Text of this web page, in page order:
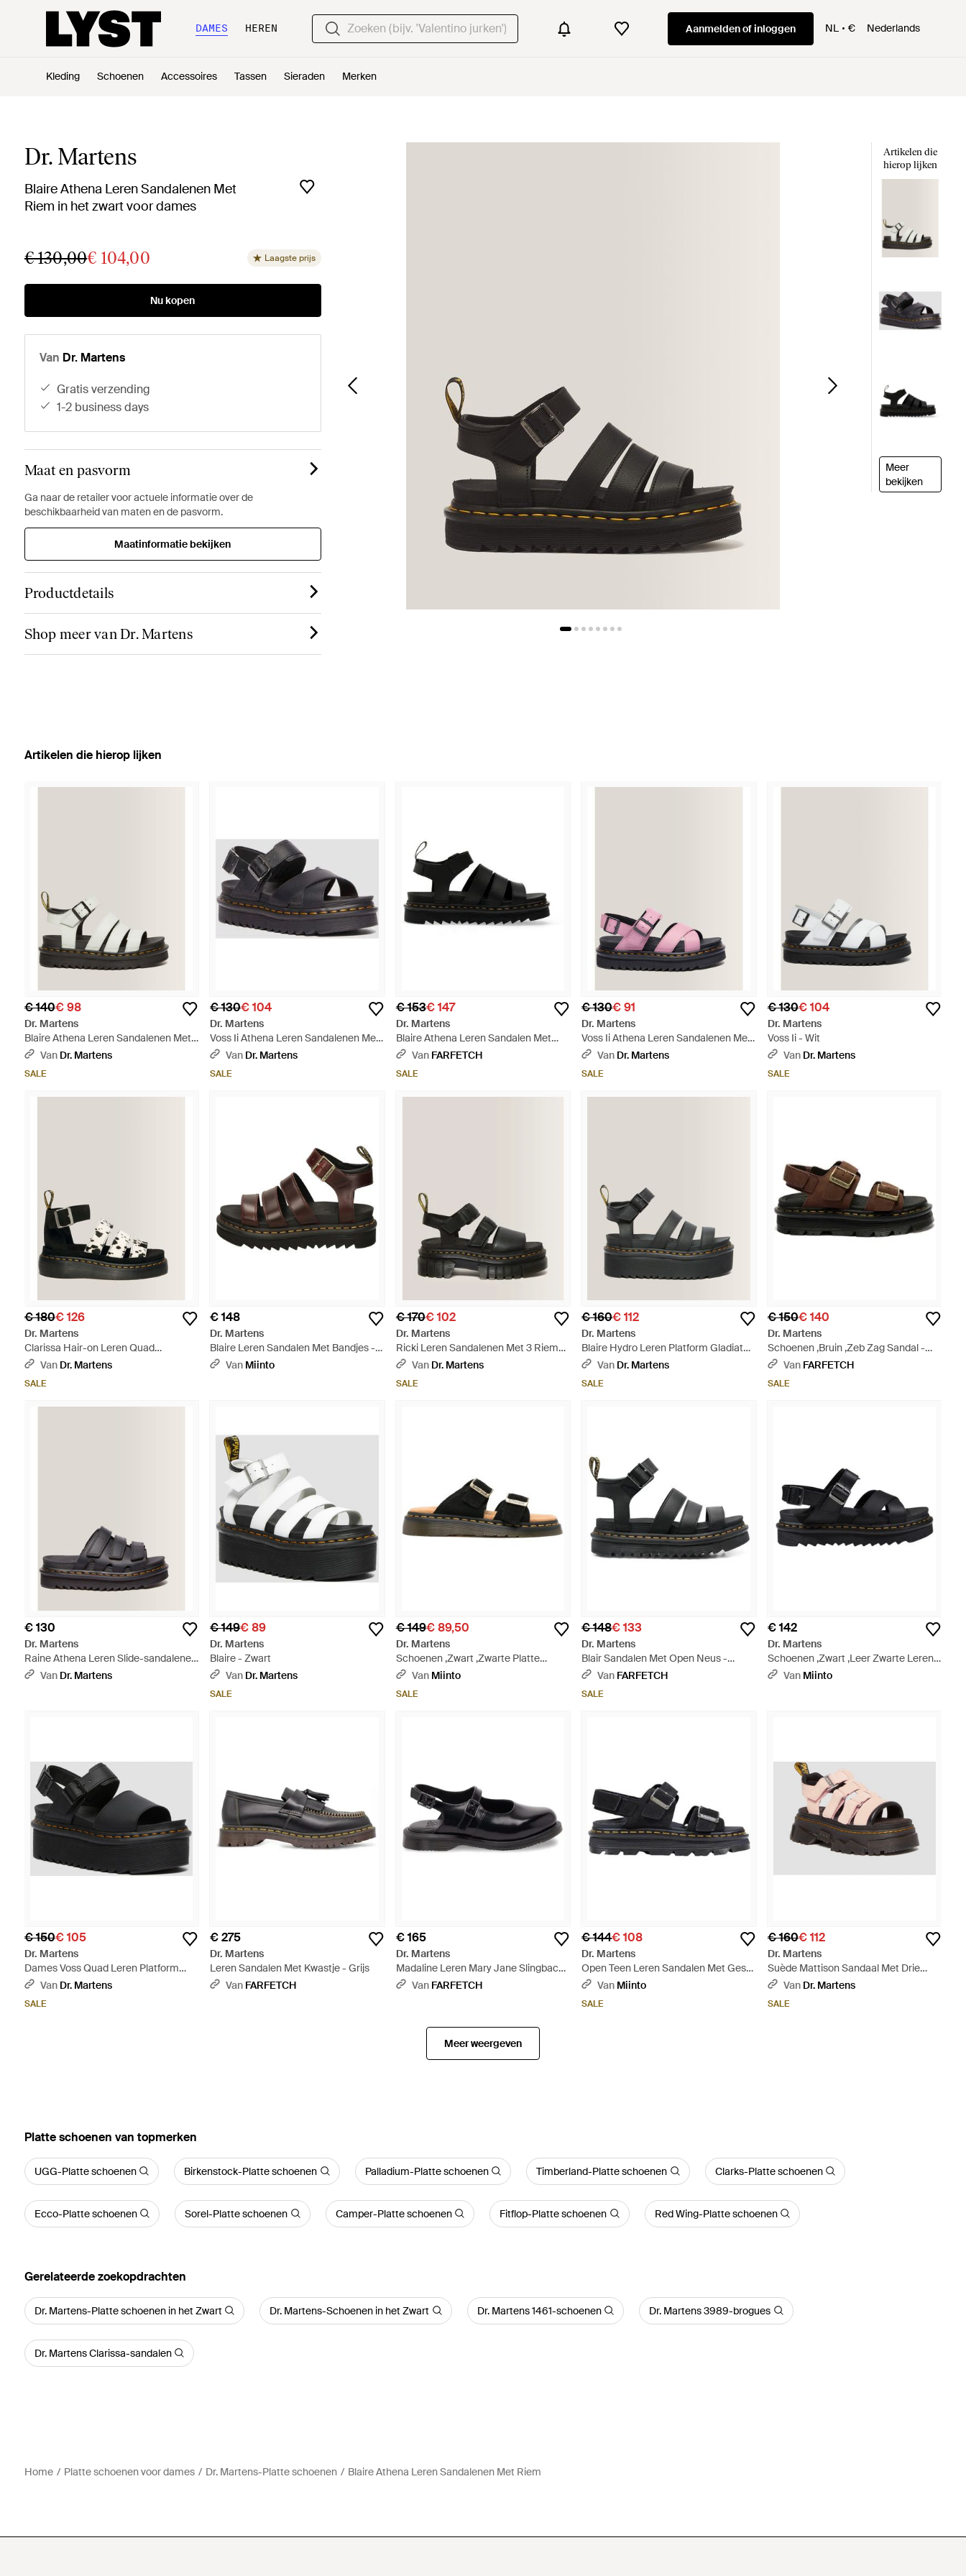
DAMES HEREN Aanmelden of inloggen NL € Nederlands
Kleding Schoenen Accessoires Tassen Sieraden Merken
Dr. Martens
Blaire Athena Leren Sandalenen Met
Riem in het zwart voor dames
€ 130,00€ 104,00 Laagste prijs
Nu kopen
Van Dr. Martens
gratis verzending
1-2 business days
Maat en pasvorm
Ga naar de retailer voor actuele informatie over de
beschikbaarheid van maten en de pasvorm.
Maatinformatie bekijken
Productdetails
Shop meer van Dr. Martens
Artikelen die
hierop lijken
Meer
bekijken
Artikelen die hierop lijken
€ 140€ 98
Dr. Martens
Blaire Athena Leren Sandalenen Met
Riem - Groen
Van Dr. Martens
SALE
€ 130€ 104
Dr. Martens
Voss Ii Athena Leren Sandalenen Met
Riem - Zwart
Van Dr. Martens
SALE
€ 153€ 147
Dr. Martens
Blaire Athena Leren Sandalen Met
Gesp - Zwart
Van FARFETCH
SALE
€ 130€ 91
Dr. Martens
Voss Ii Athena Leren Sandalenen Met
Riem - Roze
Van Dr. Martens
SALE
€ 130€ 104
Dr. Martens
Voss Ii - Wit
Van Dr. Martens
SALE
€ 180€ 126
Dr. Martens
Clarissa Hair-on Leren Quad
Sandalenen Met Riem - Zwart
Van Dr. Martens
SALE
€ 148
Dr. Martens
Blaire Leren Sandalen Met Bandjes -
BruinVan Miinto
€ 170€ 102
Dr. Martens
Ricki Leren Sandalenen Met 3 Riemen
- Zwart
Van Dr. Martens
SALE
€ 160€ 112
Dr. Martens
Blaire Hydro Leren Platform Gladiator
Sandalenen - Zwart
Van Dr. Martens
SALE
€ 150€ 140
Dr. Martens
Schoenen ,Bruin ,Zeb Zag Sandal -
BruinVan FARFETCH
SALE
€ 130
Dr. Martens
Raine Athena Leren Slide-sandalenen
- Zwart
Van Dr. Martens
€ 149€ 89
Dr. Martens
Blaire - Zwart
Van Dr. Martens
SALE
€ 149€ 89,50
Dr. Martens
Schoenen ,Zwart ,Zwarte Platte
Sandalen Met Gespdetail - Zwart
Van Miinto
SALE
€ 148€ 133
Dr. Martens
Blair Sandalen Met Open Neus -
Zwart
Van FARFETCH
SALE
€ 142
Dr. Martens
Schoenen ,Zwart ,Leer Zwarte Leren
Sandaal - Zwart
Van Miinto
€ 150€ 105
Dr. Martens
Dames Voss Quad Leren Platform
Sandalenen Met Band - Zwart
Van Dr. Martens
SALE
€ 275
Dr. Martens
Leren Sandalen Met Kwastje - Grijs
Van FARFETCH
€ 165
Dr. Martens
Madaline Leren Mary Jane Slingback
Sandalen Met Gesp - Zwart
Van FARFETCH
€ 144€ 108
Dr. Martens
Open Teen Leren Sandalen Met Gesp
- Zwart
Van Miinto
SALE
€ 160€ 112
Dr. Martens
Suède Mattison Sandaal Met Drie
Riemen - Zwart
Van Dr. Martens
SALE
Meer weergeven
‪Platte schoenen‬ van topmerken
UGG-Platte schoenen Birkenstock-Platte schoenen Palladium-Platte schoenen Timberland-Platte schoenen Clarks-Platte schoenen
Ecco-Platte schoenen Sorel-Platte schoenen Camper-Platte schoenen Fitflop-Platte schoenen Red Wing-Platte schoenen
Gerelateerde zoekopdrachten
Dr. Martens-Platte schoenen in het Zwart Dr. Martens-Schoenen in het Zwart Dr. Martens 1461-schoenen Dr. Martens 3989-brogues
Dr. Martens Clarissa-sandalen
Home Platte schoenen voor dames Dr. Martens-Platte schoenen Blaire Athena Leren Sandalenen Met Riem